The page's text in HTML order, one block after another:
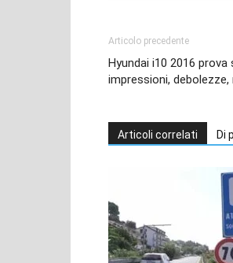
Articolo precedente
Hyundai i10 2016
impressioni,
Articoli correlati Di